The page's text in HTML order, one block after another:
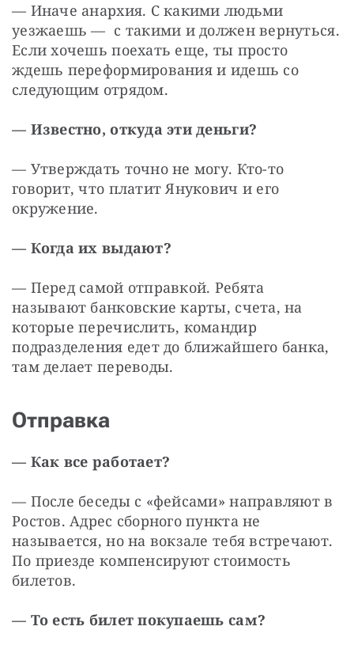
— Иначе анархия. С какими людьми
уезжаешь —  с такими и должен вернуться.
Если хочешь поехать еще, ты просто
ждешь переформирования и идешь со
следующим отрядом.
— Известно, откуда эти деньги?
— Утверждать точно не могу. Кто-то
говорит, что платит Янукович и его
окружение.
— Когда их выдают?
— Перед самой отправкой. Ребята
называют банковские карты, счета, на
которые перечислить, командир
подразделения едет до ближайшего банка,
там делает переводы.
Отправка
— Как все работает?
— После беседы с «фейсами» направляют в
Ростов. Адрес сборного пункта не
называется, но на вокзале тебя встречают.
По приезде компенсируют стоимость
билетов.
— То есть билет покупаешь сам?